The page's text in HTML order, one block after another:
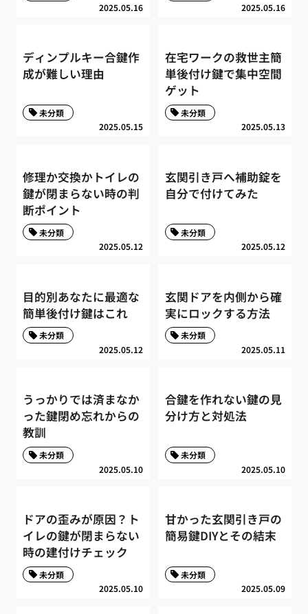
2025.05.16 2025.05.16
ディンプルキー合鍵作
成が難しい理由
2025.05.15
未分類
在宅ワークの救世主簡
単後付け鍵で集中空間
ゲット
2025.05.13
未分類
修理か交換かトイレの
鍵が閉まらない時の判
断ポイント
2025.05.12
未分類
玄関引き戸へ補助錠を
自分で付けてみた
2025.05.12
未分類
目的別あなたに最適な
簡単後付け鍵はこれ
2025.05.12
未分類
玄関ドアを内側から確
実にロックする方法
2025.05.11
未分類
うっかりでは済まなか
った鍵閉め忘れからの
教訓
2025.05.10
未分類
合鍵を作れない鍵の見
分け方と対処法
2025.05.10
未分類
ドアの歪みが原因？ト
イレの鍵が閉まらない
時の建付けチェック
2025.05.10
未分類
甘かった玄関引き戸の
簡易鍵DIYとその結末
2025.05.09
未分類